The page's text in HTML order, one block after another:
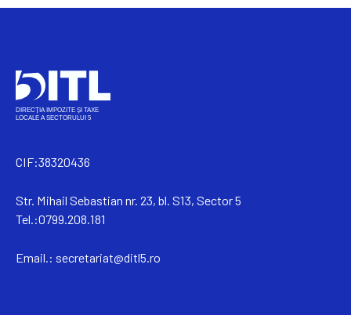
CIF:38320436
Str. Mihail Sebastian nr. 23, bl. S13, Sector 5
Tel.:0799.208.181
Email.: secretariat@ditl5.ro